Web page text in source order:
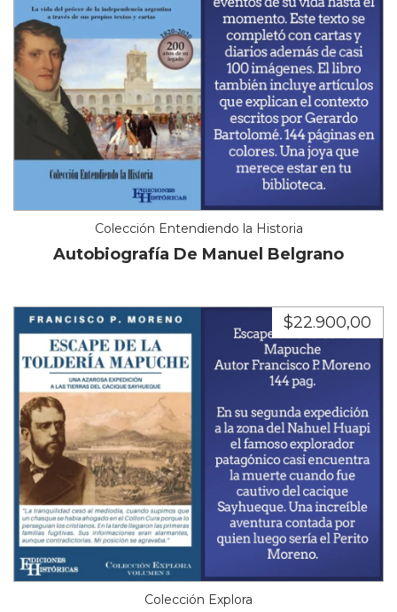
Colección Entendiendo la Historia
Autobiografía De Manuel Belgrano
$22.900,00
Colección Explora